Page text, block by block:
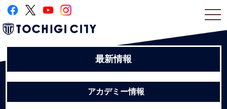
最新情報
アカデミー情報